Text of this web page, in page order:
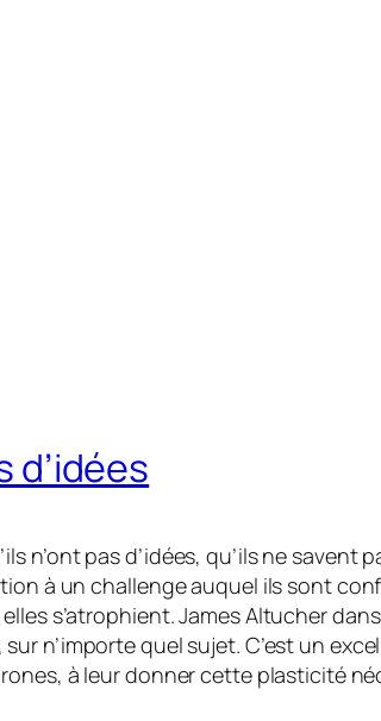
d’idées
n’ont pas d’idées, qu’ils ne savent
à un challenge auquel ils sont
s’atrophient. James Altucher
n’importe quel sujet. C’est un
à leur donner cette plasticité